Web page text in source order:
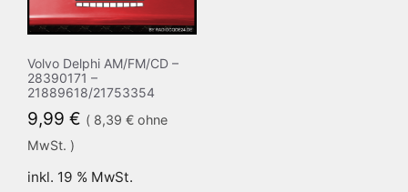
Volvo Delphi AM/FM/CD –
28390171 –
21889618/21753354
9,99 € ( 8,39 € ohne
MwSt. )
inkl. 19 % MwSt.